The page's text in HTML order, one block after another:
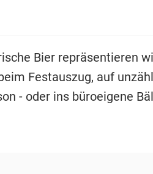
Bier repräsentieren
Festauszug, auf
- oder ins büroeigene